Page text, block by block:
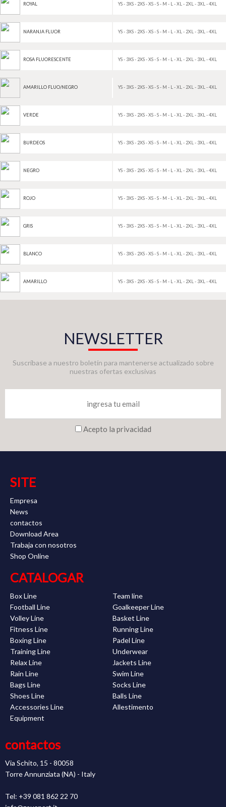
ROYAL YS - 3XS - 2XS - XS - S - M - L - XL - 2XL - 3XL - 4XL
NARANJA FLUOR YS - 3XS - 2XS - XS - S - M - L - XL - 2XL - 3XL - 4XL
ROSA FLUORESCENTE YS - 3XS - 2XS - XS - S - M - L - XL - 2XL - 3XL - 4XL
AMARILLO FLUO/NEGRO YS - 3XS - 2XS - XS - S - M - L - XL - 2XL - 3XL - 4XL
VERDE YS - 3XS - 2XS - XS - S - M - L - XL - 2XL - 3XL - 4XL
BURDEOS YS - 3XS - 2XS - XS - S - M - L - XL - 2XL - 3XL - 4XL
NEGRO YS - 3XS - 2XS - XS - S - M - L - XL - 2XL - 3XL - 4XL
ROJO YS - 3XS - 2XS - XS - S - M - L - XL - 2XL - 3XL - 4XL
GRIS YS - 3XS - 2XS - XS - S - M - L - XL - 2XL - 3XL - 4XL
BLANCO YS - 3XS - 2XS - XS - S - M - L - XL - 2XL - 3XL - 4XL
AMARILLO YS - 3XS - 2XS - XS - S - M - L - XL - 2XL - 3XL - 4XL
NEWSLETTER
Suscríbase a nuestro boletín para mantenerse actualizado sobre
nuestras ofertas exclusivas
Acepto la privacidad
SITE
Empresa
News
contactos
Download Area
Trabaja con nosotros
Shop Online
CATALOGAR
Box Line
Team line
Football Line
Goalkeeper Line
Volley Line
Basket Line
Fitness Line
Running Line
Boxing Line
Padel Line
Training Line
Underwear
Relax Line
Jackets Line
Rain Line
Swim Line
Bags Line
Socks Line
Shoes Line
Balls Line
Accessories Line
Allestimento
Equipment
contactos
Via Schito, 15 - 80058
Torre Annunziata (NA) - Italy
Tel: +39 081 862 22 70